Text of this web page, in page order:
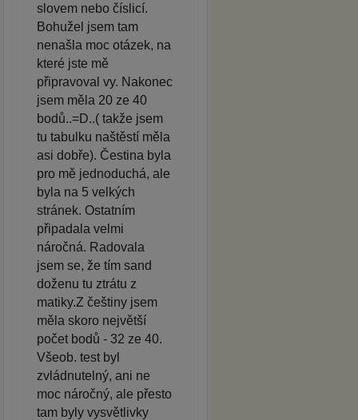
slovem nebo číslicí.
Bohužel jsem tam
nenašla moc otázek, na
které jste mě
připravoval vy. Nakonec
jsem měla 20 ze 40
bodů..=D..( takže jsem
tu tabulku naštěstí měla
asi dobře). Čestina byla
pro mě jednoduchá, ale
byla na 5 velkých
stránek. Ostatním
připadala velmi
náročná. Radovala
jsem se, že tím sand
doženu tu ztrátu z
matiky.Z češtiny jsem
měla skoro největší
počet bodů - 32 ze 40.
Všeob. test byl
zvládnutelný, ani ne
moc náročný, ale přesto
tam byly vysvětlivky